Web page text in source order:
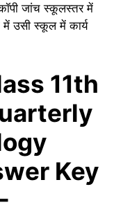
जांच स्कूलस्तर में
में उसी स्कूल में कार्य
11th
Key